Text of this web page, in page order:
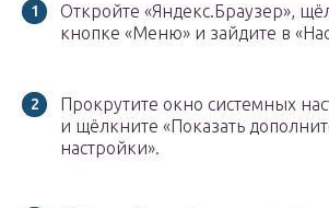
Откройте «Яндекс.Браузер»,
кнопке «Меню» и зайдите в
Прокрутите окно системных
и щёлкните «Показать
настройки».